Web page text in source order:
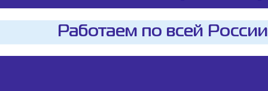
Работаем по всей